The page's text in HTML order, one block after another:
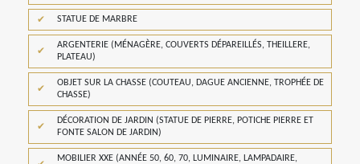
STATUE DE MARBRE
ARGENTERIE (MÉNAGÈRE, COUVERTS DÉPAREILLÉS, THEILLERE,
PLATEAU)
OBJET SUR LA CHASSE (COUTEAU, DAGUE ANCIENNE, TROPHÉE DE
CHASSE)
DÉCORATION DE JARDIN (STATUE DE PIERRE, POTICHE PIERRE ET
FONTE SALON DE JARDIN)
MOBILIER XXE (ANNÉE 50, 60, 70, LUMINAIRE, LAMPADAIRE,